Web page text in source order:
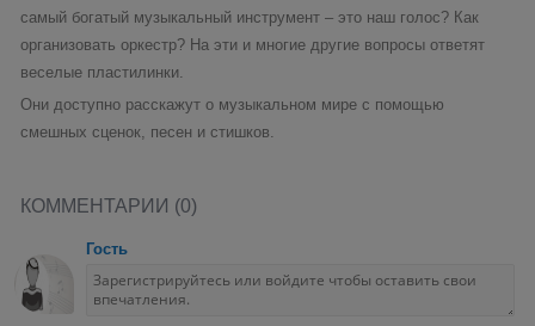
самый богатый музыкальный инструмент – это наш голос? Как
организовать оркестр? На эти и многие другие вопросы ответят
веселые пластилинки.
Они доступно расскажут о музыкальном мире с помощью
смешных сценок, песен и стишков.
КОММЕНТАРИИ (0)
Гость